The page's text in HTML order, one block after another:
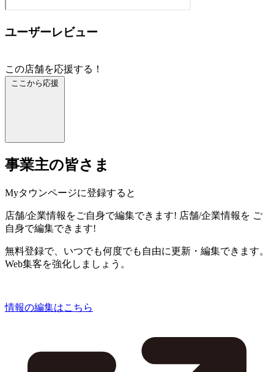
ユーザーレビュー
この店舗を応援する！
ここから応援
事業主の皆さま
Myタウンページに登録すると
店舗/企業情報をご自身で編集できます! 店舗/企業情報を ご
自身で編集できます!
無料登録で、いつでも何度でも自由に更新・編集できます。
Web集客を強化しましょう。
情報の編集はこちら